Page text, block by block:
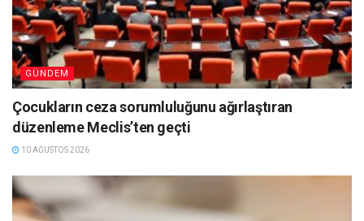
GÜNDEM
Çocukların ceza sorumluluğunu ağırlaştıran
düzenleme Meclis’ten geçti
10 AĞUSTOS 2026